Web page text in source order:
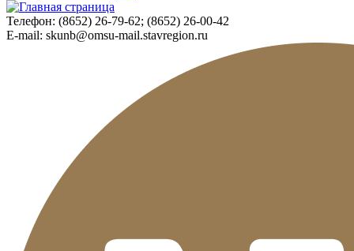
Телефон: (8652) 26-79-62; (8652) 26-00-42
E-mail: skunb@omsu-mail.stavregion.ru